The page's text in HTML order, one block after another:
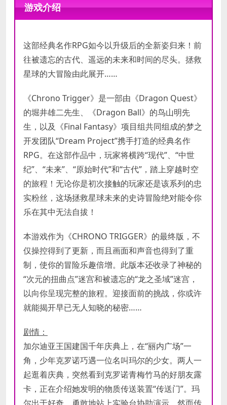
处理器
Intel Core i3 2.3GHz
显卡
INTEL HD Graphics 530
DirectX
存储空
间
需要 2 GB 可用空间
声卡
处理器
显卡
DirectX
存储空
间
声卡
游戏介绍
这部经典名作RPG如今以升级后的全新姿归来！前
往被遗忘的古代、遥远的未来和时间的尽头。拯救
星球的大冒险由此展开……
《Chrono Trigger》是一部由《Dragon Quest》
的堀井雄二先生、《Dragon Ball》的鸟山明先
生，以及《Final Fantasy》项目组共同组成的梦之
开发团队“Dream Project”携手打造的经典名作
RPG。在这部作品中，玩家将横跨“现代”、“中世
纪”、“未来”、“原始时代”和“古代”，踏上穿越时空
的旅程！无论你是初次接触的玩家还是该系列的忠
实粉丝，这场拯救星球未来的史诗冒险绝对能令你
乐在其中无法自拔！
本游戏作为《CHRONO TRIGGER》的最终版，不
仅操控得到了更新，而且画面和声音也得到了重
制，使你的冒险乐趣倍增。此版本还收录了神秘的
“次元的扭曲点”迷宫和被遗忘的“龙之圣域”迷宫，
以向你呈现完整的旅程。迎接面前的挑战，你或许
就能揭开早已无人知晓的秘密……
剧情：
加尔迪亚王国建国千年庆典上，在“丽内广场”一
角，少年克罗诺巧遇一位名叫玛尔的少女。两人一
起逛着庆典，突然看到克罗诺青梅竹马的好朋友露
卡，正在介绍她发明的物质传送装置“传送门”。玛